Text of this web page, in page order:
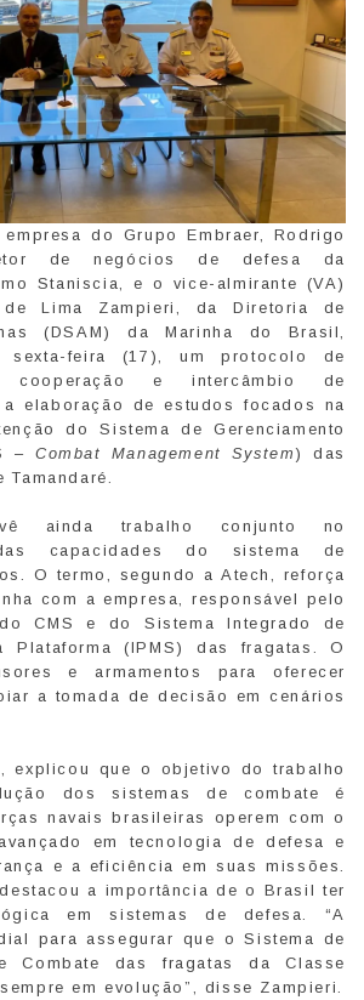
do Grupo Embraer, Rodrigo
de negócios de defesa da
Staniscia, e o vice-almirante (VA)
de Lima Zampieri, da Diretoria de
(DSAM) da Marinha do Brasil,
sexta-feira (17), um protocolo de
cooperação e intercâmbio de
elaboração de estudos focados na
do Sistema de Gerenciamento
– Combat Management System) das
Tamandaré.
ainda trabalho conjunto no
das capacidades do sistema de
O termo, segundo a Atech, reforça
com a empresa, responsável pelo
CMS e do Sistema Integrado de
Plataforma (IPMS) das fragatas. O
e armamentos para oferecer
a tomada de decisão em cenários
explicou que o objetivo do trabalho
dos sistemas de combate é
navais brasileiras operem com o
em tecnologia de defesa e
e a eficiência em suas missões.
a importância de o Brasil ter
em sistemas de defesa. “A
para assegurar que o Sistema de
Combate das fragatas da Classe
em evolução”, disse Zampieri.